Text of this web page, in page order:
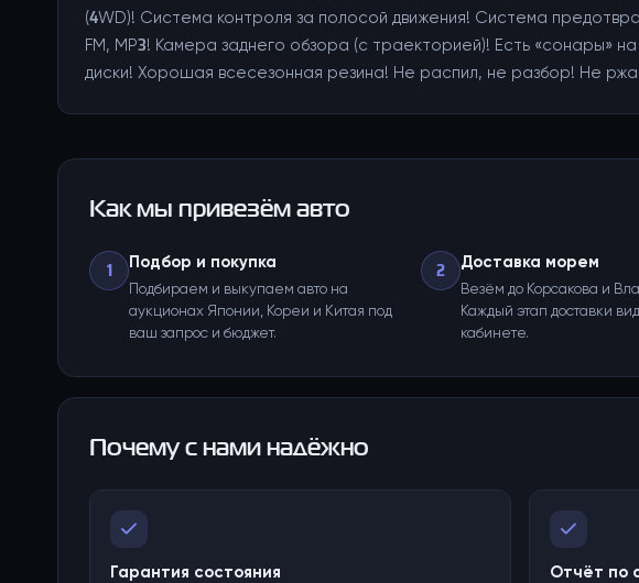
(4WD)! Система контроля за полосой движения! Система
FM, MP3! Камера заднего обзора (с траекторией)! Есть «сонары»
диски! Хорошая всесезонная резина! Не распил, не разбор! Не
Как мы привезём авто
1 Подбор и покупка
Подбираем и выкупаем авто на
аукционах Японии, Кореи и Китая под
ваш запрос и бюджет.
2 Доставка морем
Везём до Корсакова и
Каждый этап доставки
кабинете.
Почему с нами надёжно
Гарантия состояния Отчёт по